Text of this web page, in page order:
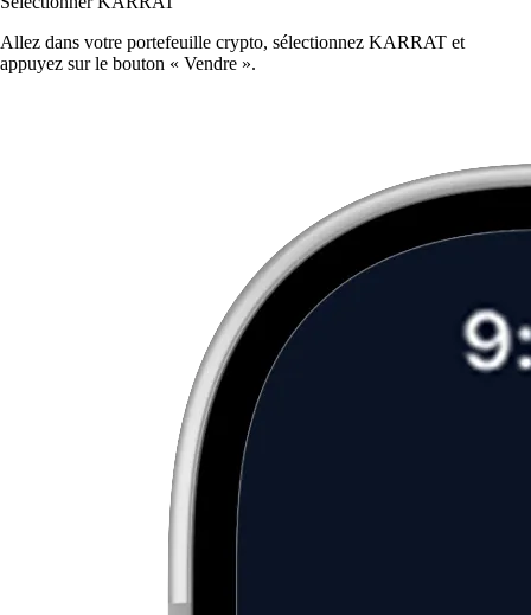
Allez dans votre portefeuille crypto, sélectionnez KARRAT et
appuyez sur le bouton « Vendre ».